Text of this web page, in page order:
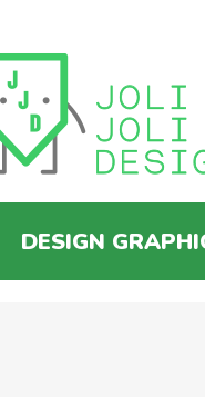
DESIGN